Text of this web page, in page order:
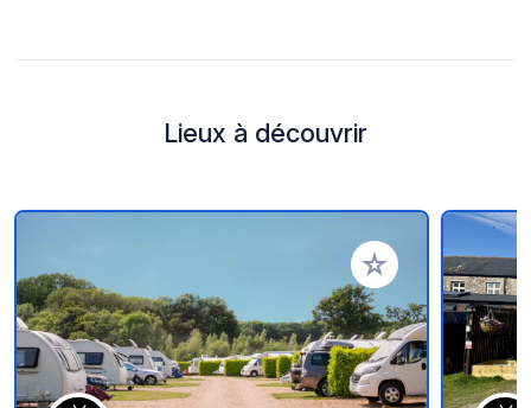
Lieux à découvrir
Ajouter à vos